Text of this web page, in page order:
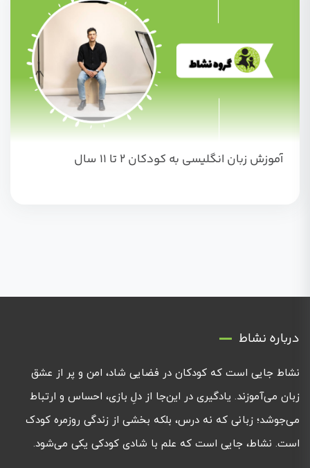
آموزش زبان انگلیسی به کودکان 2 تا 11 سال
درباره نشاط
نشاط جایی است که کودکان در فضایی شاد، امن و پر از عشق
زبان می‌آموزند. یادگیری در این‌جا از دلِ بازی، احساس و ارتباط
می‌جوشد؛ زبانی که نه درس، بلکه بخشی از زندگی روزمره کودک
است. نشاط، جایی است که علم با شادی کودکی یکی می‌شود.